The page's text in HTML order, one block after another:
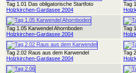
Tag 1.01 Das obligatorische Startfoto
Holzkirchen-Gardasee 2004
Tag
Tag 1.05 Karwendel Ahornboden
Holzkirchen-Gardasee 2004
Tag
Tag 2.02 Raus aus dem Karwendel
Holzkirchen-Gardasee 2004
Tag